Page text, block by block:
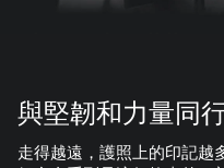
與堅韌和力量同
走得越遠，護照上的印記越